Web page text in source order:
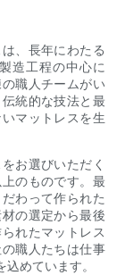
、長年にわたる
造工程の中心に
職人チームがい
統的な技法と最
マットレスを生
お選びいただく
のものです。最
わって作られた
の選定から最後
れたマットレス
職人たちは仕事
めています。